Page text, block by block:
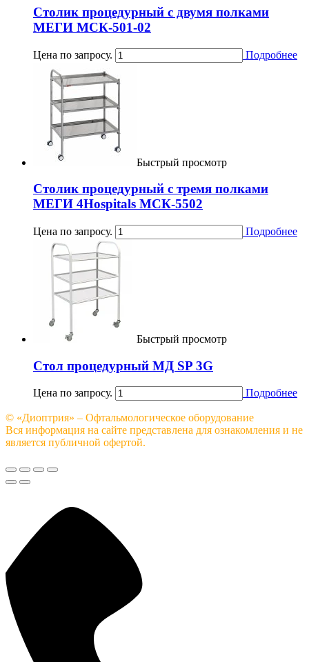
Столик процедурный с двумя полками
МЕГИ МСК-501-02
Цена по запросу. Подробнее
Быстрый просмотр
Столик процедурный с тремя полками
МЕГИ 4Hospitals МСК-5502
Цена по запросу. Подробнее
Быстрый просмотр
Стол процедурный МД SP 3G
Цена по запросу. Подробнее
© «Диоптрия» – Офтальмологическое оборудование
Вся информация на сайте представлена для ознакомления и не
является публичной офертой.